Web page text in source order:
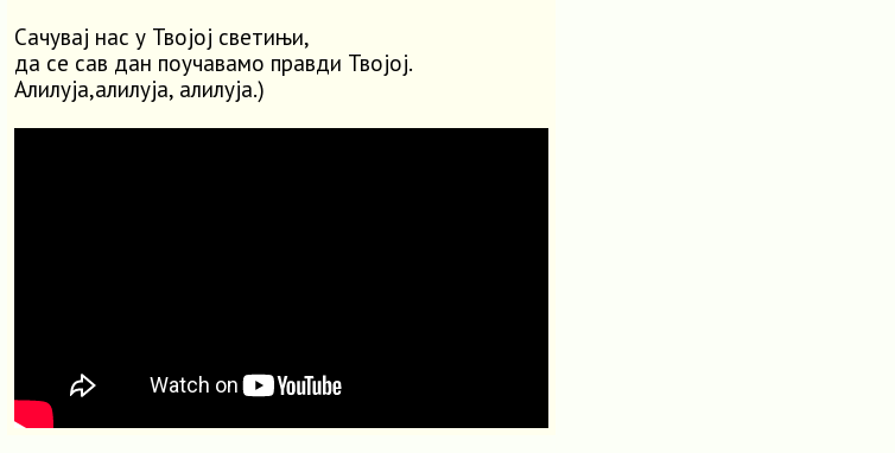
Сачувај нас у Твојој светињи,
да се сав дан поучавамо правди Твојој.
Алилуја,алилуја, алилуја.)